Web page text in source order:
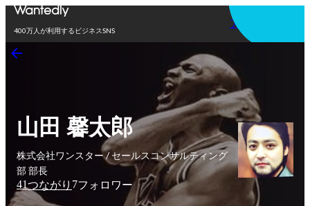
400万人が利用するビジネスSNS
アプリを使う
山田 馨太郎
株式会社ワンスター / セールスコンサルティング
部 部長
41つながり 7フォロワー